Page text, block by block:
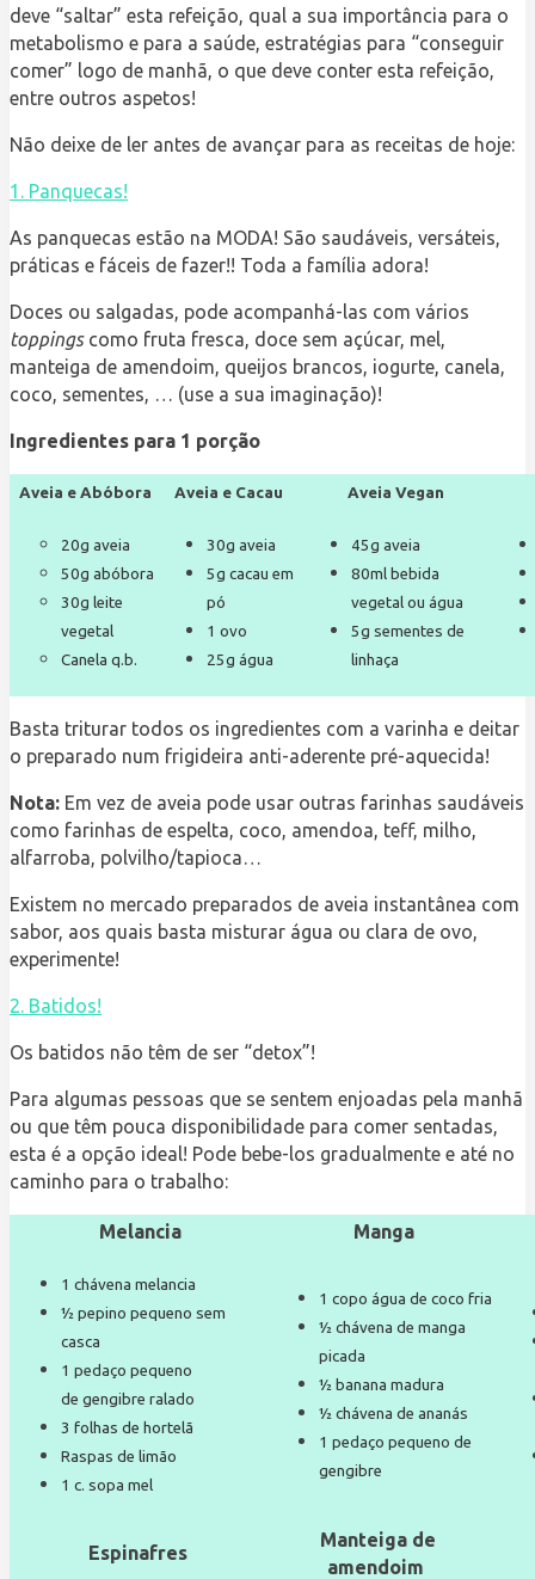
deve “saltar” esta refeição, qual a sua importância para o
metabolismo e para a saúde, estratégias para “conseguir
comer” logo de manhã, o que deve conter esta refeição,
entre outros aspetos!
Não deixe de ler antes de avançar para as receitas de hoje:
1. Panquecas!
As panquecas estão na MODA! São saudáveis, versáteis,
práticas e fáceis de fazer!! Toda a família adora!
Doces ou salgadas, pode acompanhá-las com vários
toppingscomo fruta fresca, doce sem açúcar, mel,
manteiga de amendoim, queijos brancos, iogurte, canela,
coco, sementes, … (use a sua imaginação)!
Ingredientes para 1 porção
Aveia e Abóbora Aveia e Cacau Aveia Vegan
20g aveia
50g abóbora
30g leite
vegetal
Canela q.b.
30g aveia
5g cacau em
pó
1 ovo
25g água
45g aveia
80ml bebida
vegetal ou água
5g sementes de
linhaça
Basta triturar todos os ingredientes com a varinha e deitar
o preparado num frigideira anti-aderente pré-aquecida!
Nota: Em vez de aveia pode usar outras farinhas saudáveis
como farinhas de espelta, coco, amendoa, teff, milho,
alfarroba, polvilho/tapioca…
Existem no mercado preparados de aveia instantânea com
sabor, aos quais basta misturar água ou clara de ovo,
experimente!
2. Batidos!
Os batidos não têm de ser “detox”!
Para algumas pessoas que se sentem enjoadas pela manhã
ou que têm pouca disponibilidade para comer sentadas,
esta é a opção ideal! Pode bebe-los gradualmente e até no
caminho para o trabalho:
Melancia Manga
1 chávena melancia
½ pepino pequeno sem
casca
1 pedaço pequeno
de gengibre ralado
3 folhas de hortelã
Raspas de limão
1 c. sopa mel
1 copo água de coco fria
½ chávena de manga
picada
½ banana madura
½ chávena de ananás
1 pedaço pequeno de
gengibre
Espinafres
Manteiga de
amendoim